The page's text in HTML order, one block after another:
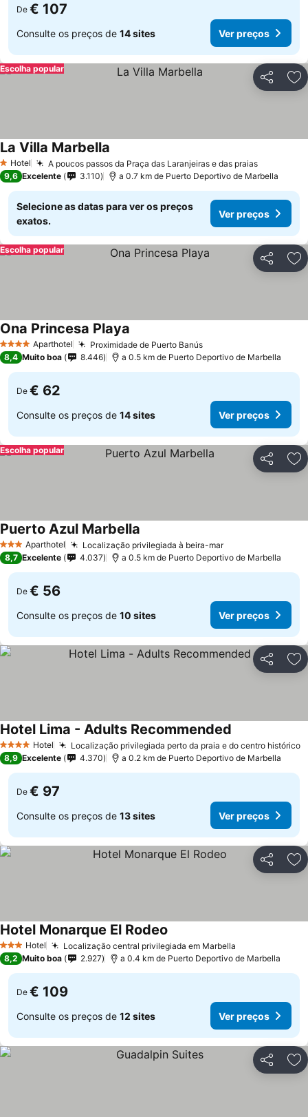
De € 107
Consulte os preços de 14 sites Ver preços
Partilhar
Escolha popular
1 Estrelas
Hotel A poucos passos da Praça das Laranjeiras e das praias
La Villa Marbella
9,6 Excelente 3.110 a 0.7 km de Puerto Deportivo de Marbella
Selecione as datas para ver os preços
exatos.
Ver preços
Partilhar
Escolha popular
4 EstrelasAparthotel Proximidade de Puerto Banús
Ona Princesa Playa
8,4 Muito boa 8.446 a 0.5 km de Puerto Deportivo de Marbella
De € 62
Consulte os preços de 14 sites Ver preços
Partilhar
Escolha popular
3 EstrelasAparthotel Localização privilegiada à beira-mar
Puerto Azul Marbella
8,7 Excelente 4.037 a 0.5 km de Puerto Deportivo de Marbella
De € 56
Consulte os preços de 10 sites Ver preços
Partilhar
4 EstrelasHotel Localização privilegiada perto da praia e do centro histórico
Hotel Lima - Adults Recommended
8,9 Excelente 4.370 a 0.2 km de Puerto Deportivo de Marbella
De € 97
Consulte os preços de 13 sites Ver preços
Partilhar
3 EstrelasHotel Localização central privilegiada em Marbella
Hotel Monarque El Rodeo
8,2 Muito boa 2.927 a 0.4 km de Puerto Deportivo de Marbella
De € 109
Consulte os preços de 12 sites Ver preços
Partilhar